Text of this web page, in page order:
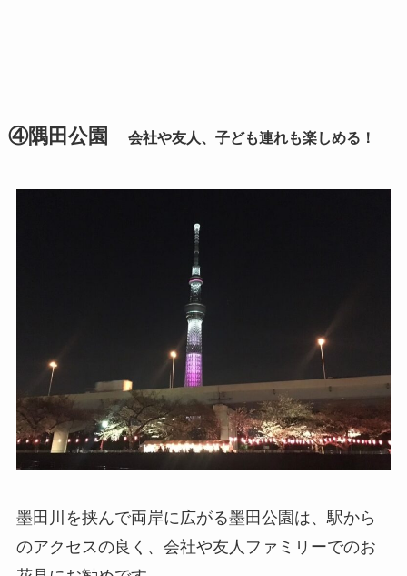
④隅田公園 会社や友人、子ども連れも楽しめる！
墨田川を挟んで両岸に広がる墨田公園は、駅から
のアクセスの良く、会社や友人ファミリーでのお